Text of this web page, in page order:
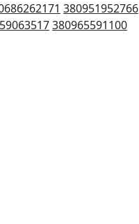
380951952766
380965591100